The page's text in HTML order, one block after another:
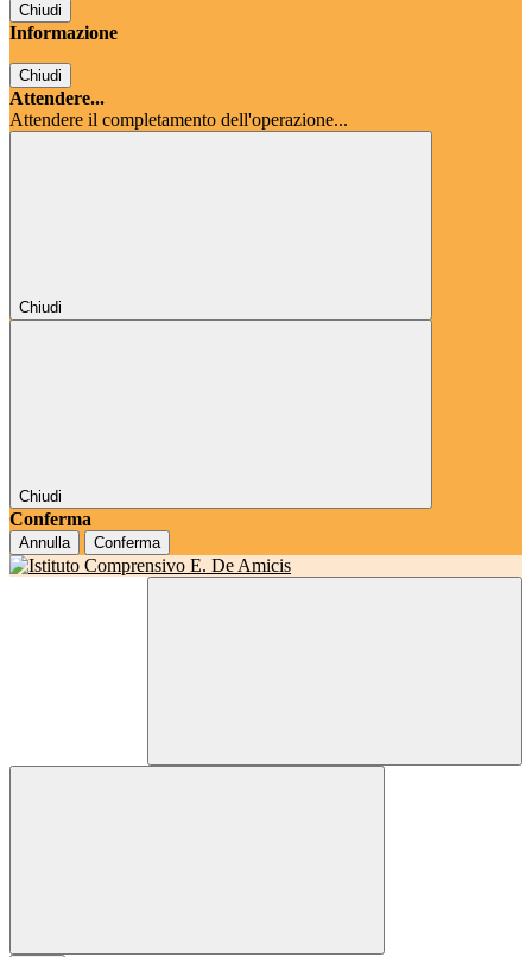
Chiudi
Informazione
Chiudi
Attendere...
Attendere il completamento dell'operazione...
Chiudi
Chiudi
Conferma
Annulla Conferma